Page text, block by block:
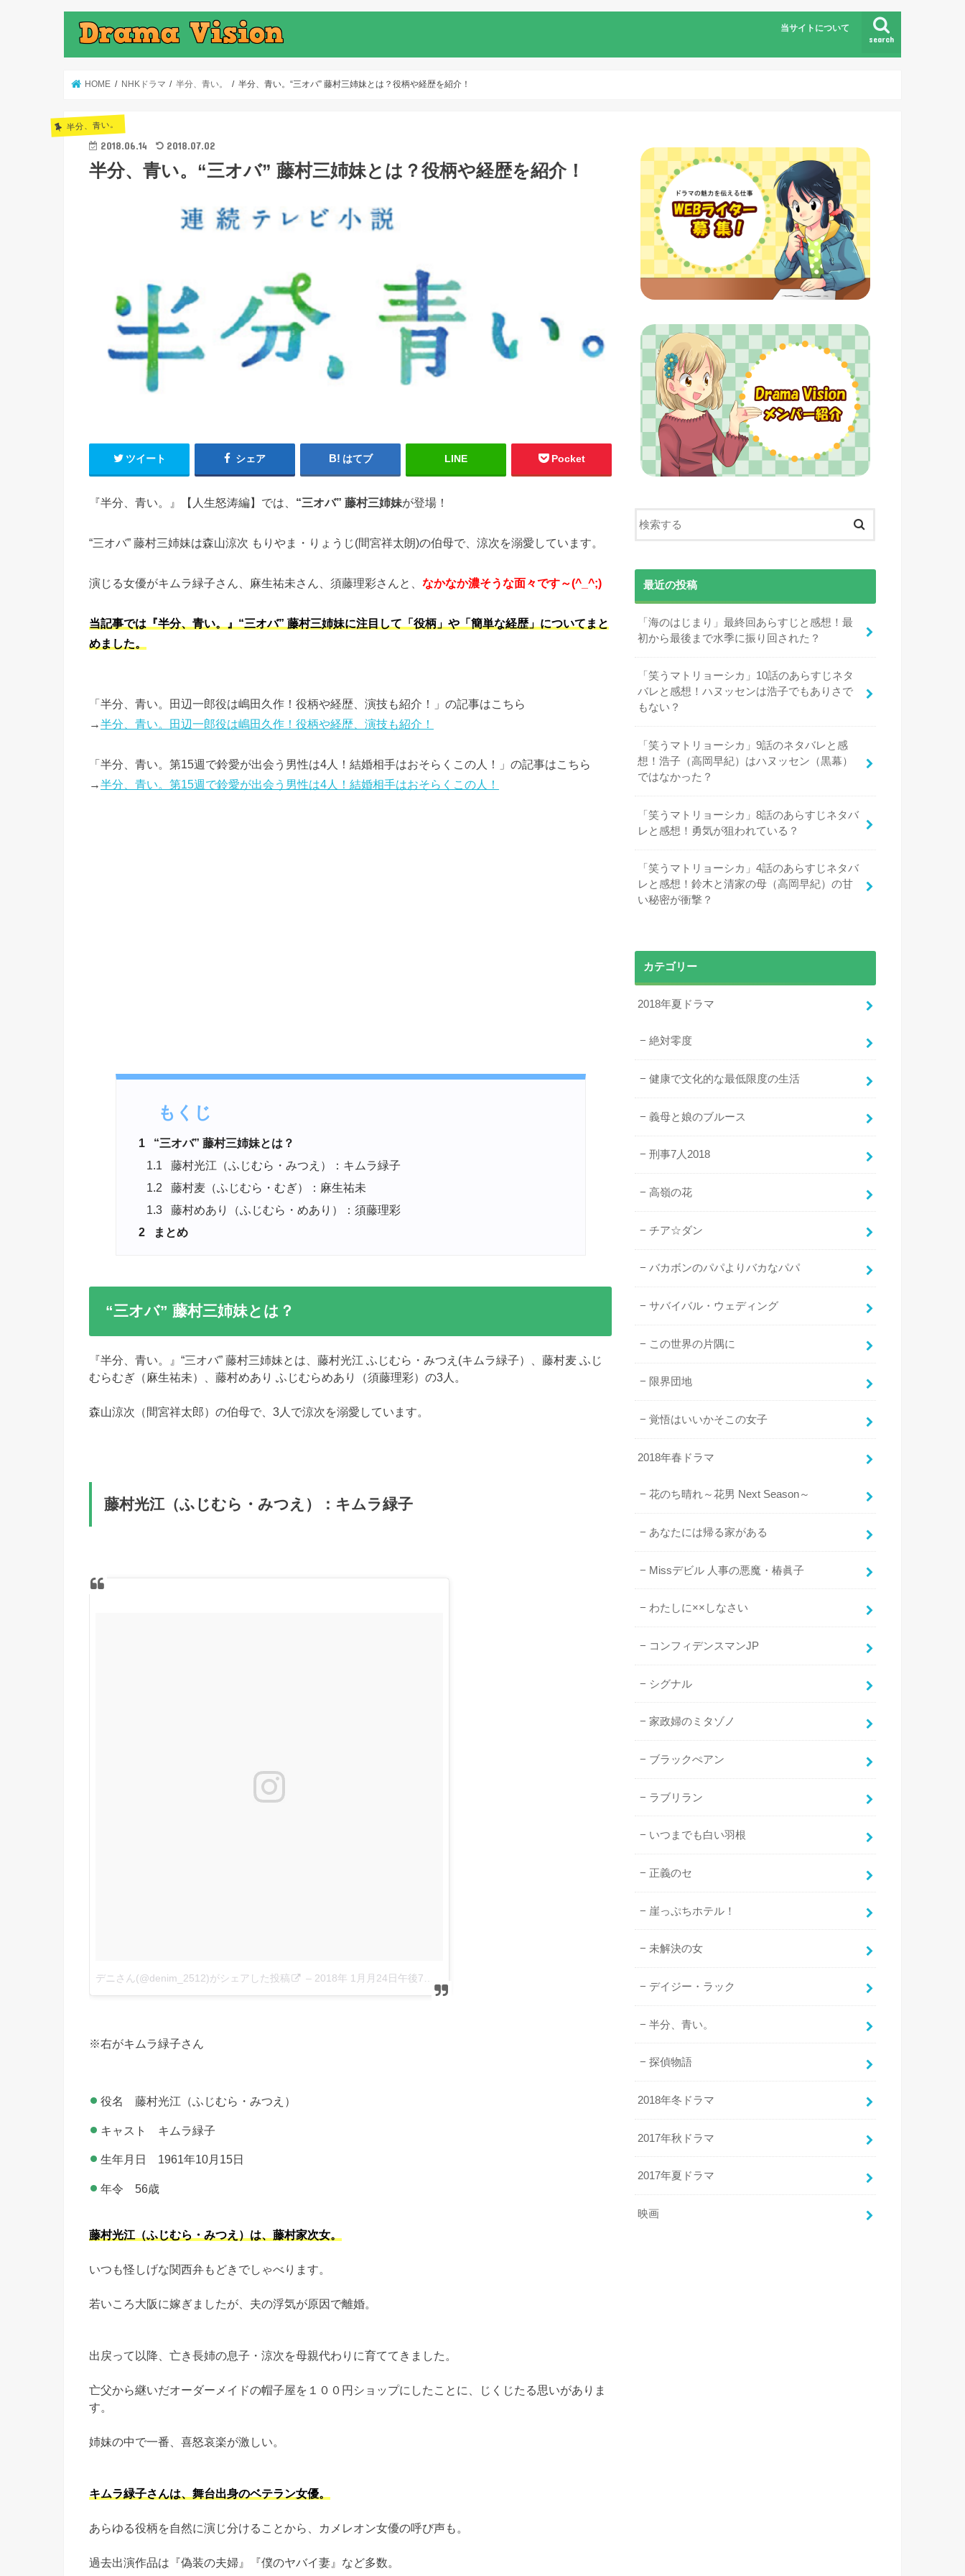
search
当サイトについて
HOME NHKドラマ 半分、青い。 半分、青い。“三オバ” 藤村三姉妹とは？役柄や経歴を紹介！
半分、青い。
2018.06.14 2018.07.02
半分、青い。“三オバ” 藤村三姉妹とは？役柄や経歴を紹介！
ツイート シェア はてブ LINE Pocket
『半分、青い。』【人生怒涛編】では、 “三オバ” 藤村三姉妹が登場！
“三オバ” 藤村三姉妹は森山涼次 もりやま・りょうじ(間宮祥太朗)の伯母で、涼次を溺愛しています。
演じる女優がキムラ緑子さん、麻生祐未さん、須藤理彩さんと、 なかなか濃そうな面々です～(^_^;)
当記事では『半分、青い。』“三オバ” 藤村三姉妹に注目して「役柄」や「簡単な経歴」についてまと
めました。
「半分、青い。田辺一郎役は嶋田久作！役柄や経歴、演技も紹介！」の記事はこちら
→半分、青い。田辺一郎役は嶋田久作！役柄や経歴、演技も紹介！
「半分、青い。第15週で鈴愛が出会う男性は4人！結婚相手はおそらくこの人！」の記事はこちら
→半分、青い。第15週で鈴愛が出会う男性は4人！結婚相手はおそらくこの人！
もくじ
1
“三オバ” 藤村三姉妹とは？
1.1
藤村光江（ふじむら・みつえ）：キムラ緑子
1.2
藤村麦（ふじむら・むぎ）：麻生祐未
1.3
藤村めあり（ふじむら・めあり）：須藤理彩
2
まとめ
“三オバ” 藤村三姉妹とは？
『半分、青い。』“三オバ” 藤村三姉妹とは、藤村光江 ふじむら・みつえ(キムラ緑子）、藤村麦 ふじ
むらむぎ（麻生祐未）、藤村めあり ふじむらめあり（須藤理彩）の3人。
森山涼次（間宮祥太郎）の伯母で、3人で涼次を溺愛しています。
藤村光江（ふじむら・みつえ）：キムラ緑子
デニさん(@denim_2512)がシェアした投稿 – 2018年 1月月24日午後7時33分PST
※右がキムラ緑子さん
役名 藤村光江（ふじむら・みつえ）
キャスト キムラ緑子
生年月日 1961年10月15日
年令 56歳
藤村光江（ふじむら・みつえ）は、藤村家次女。
いつも怪しげな関西弁もどきでしゃべります。
若いころ大阪に嫁ぎましたが、夫の浮気が原因で離婚。
出戻って以降、亡き長姉の息子・涼次を母親代わりに育ててきました。
亡父から継いだオーダーメイドの帽子屋を１００円ショップにしたことに、じくじたる思いがありま
す。
姉妹の中で一番、喜怒哀楽が激しい。
キムラ緑子さんは、舞台出身のベテラン女優。
あらゆる役柄を自然に演じ分けることから、カメレオン女優の呼び声も。
過去出演作品は『偽装の夫婦』『僕のヤバイ妻』など多数。
最近の投稿
「海のはじまり」最終回あらすじと感想！最
初から最後まで水季に振り回された？
「笑うマトリョーシカ」10話のあらすじネタ
バレと感想！ハヌッセンは浩子でもありさで
もない？
「笑うマトリョーシカ」9話のネタバレと感
想！浩子（高岡早紀）はハヌッセン（黒幕）
ではなかった？
「笑うマトリョーシカ」8話のあらすじネタバ
レと感想！勇気が狙われている？
「笑うマトリョーシカ」4話のあらすじネタバ
レと感想！鈴木と清家の母（高岡早紀）の甘
い秘密が衝撃？
カテゴリー
2018年夏ドラマ
絶対零度
健康で文化的な最低限度の生活
義母と娘のブルース
刑事7人2018
高嶺の花
チア☆ダン
バカボンのパパよりバカなパパ
サバイバル・ウェディング
この世界の片隅に
限界団地
覚悟はいいかそこの女子
2018年春ドラマ
花のち晴れ～花男 Next Season～
あなたには帰る家がある
Missデビル 人事の悪魔・椿眞子
わたしに××しなさい
コンフィデンスマンJP
シグナル
家政婦のミタゾノ
ブラックぺアン
ラブリラン
いつまでも白い羽根
正義のセ
崖っぷちホテル！
未解決の女
デイジー・ラック
半分、青い。
探偵物語
2018年冬ドラマ
2017年秋ドラマ
2017年夏ドラマ
映画